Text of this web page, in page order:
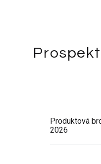
Produktová
2026